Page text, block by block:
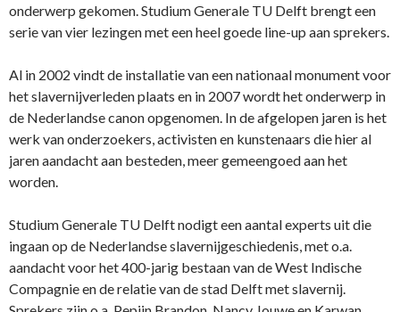
onderwerp gekomen. Studium Generale TU Delft brengt een
serie van vier lezingen met een heel goede line-up aan sprekers.
Al in 2002 vindt de installatie van een nationaal monument voor
het slavernijverleden plaats en in 2007 wordt het onderwerp in
de Nederlandse canon opgenomen. In de afgelopen jaren is het
werk van onderzoekers, activisten en kunstenaars die hier al
jaren aandacht aan besteden, meer gemeengoed aan het
worden.
Studium Generale TU Delft nodigt een aantal experts uit die
ingaan op de Nederlandse slavernijgeschiedenis, met o.a.
aandacht voor het 400-jarig bestaan van de West Indische
Compagnie en de relatie van de stad Delft met slavernij.